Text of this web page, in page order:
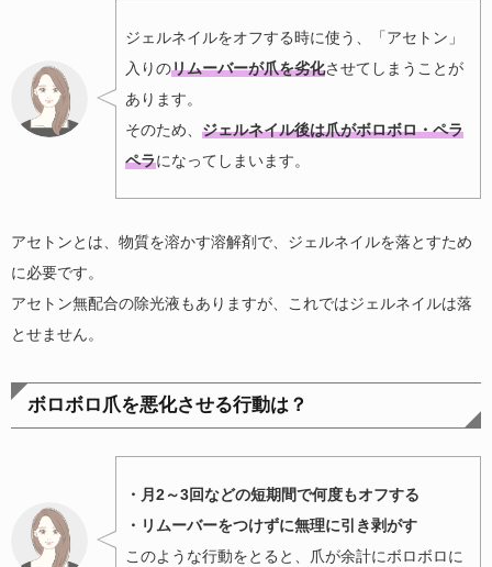
ジェルネイルをオフする時に使う、「アセトン」
入りのリムーバーが爪を劣化させてしまうことが
あります。
そのため、 ジェルネイル後は爪がボロボロ・ペラ
ペラになってしまいます。
アセトンとは、物質を溶かす溶解剤で、ジェルネイルを落とすため
に必要です。
アセトン無配合の除光液もありますが、これではジェルネイルは落
とせません。
ボロボロ爪を悪化させる行動は？
・月2～3回などの短期間で何度もオフする
・リムーバーをつけずに無理に引き剥がす
このような行動をとると、爪が余計にボロボロに